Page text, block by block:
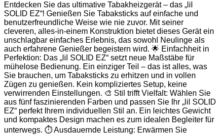
Entdecken Sie das ultimative Tabakheizgerät – das „lil
SOLID EZ“! Genießen Sie Tabaksticks auf einfache und
benutzerfreundliche Weise wie nie zuvor. Mit seiner
cleveren, alles-in-einem Konstruktion bietet dieses Gerät ein
unschlagbar einfaches Erlebnis, das sowohl Neulinge als
auch erfahrene Genießer begeistern wird. 🌟 Einfachheit in
Perfektion: Das „lil SOLID EZ“ setzt neue Maßstäbe für
mühelose Bedienung. Ein einziger Teil – das ist alles, was
Sie brauchen, um Tabaksticks zu erhitzen und in vollen
Zügen zu genießen. Kein kompliziertes Setup, keine
verwirrenden Einstellungen. 🎨 Stil trifft Vielfalt: Wählen Sie
aus fünf faszinierenden Farben und passen Sie Ihr „lil SOLID
EZ“ perfekt Ihrem individuellen Stil an. Ein leichtes Gewicht
und kompaktes Design machen es zum idealen Begleiter für
unterwegs. ⏱️ Ausdauernde Leistung: Erwärmen Sie